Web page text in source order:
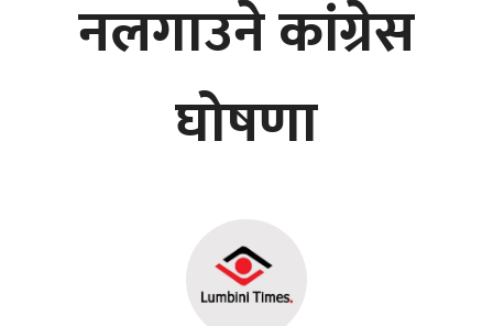
नलगाउने कांग्रेस
घोषणा